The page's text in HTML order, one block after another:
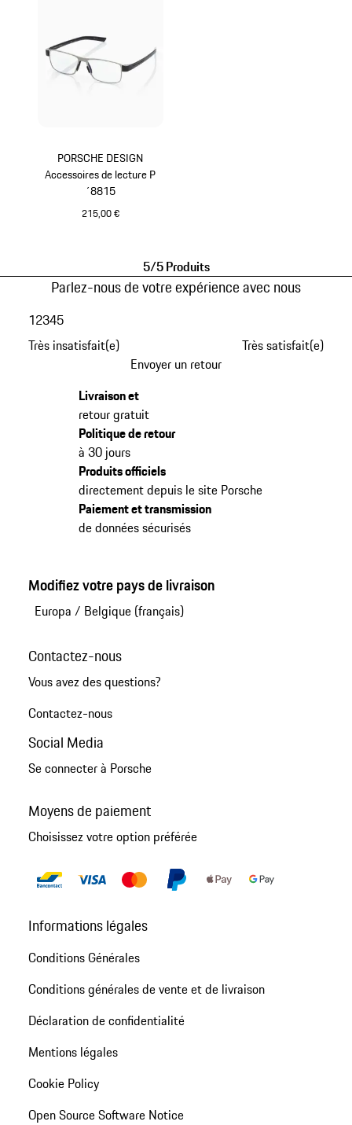
PORSCHE DESIGN
Accessoires de lecture P
´8815
215,00 €
5/5 Produits
Parlez-nous de votre expérience avec nous
Très insatisfait(e)
12345
Très satisfait(e)
Envoyer un retour
Livraison et
retour gratuit
Politique de retour
à 30 jours
Produits officiels
directement depuis le site Porsche
Paiement et transmission
de données sécurisés
Modifiez votre pays de livraison
Europa / Belgique (français)
Contactez-nous
Vous avez des questions?
Contactez-nous
Social Media
Se connecter à Porsche
Moyens de paiement
Choisissez votre option préférée
Informations légales
Conditions Générales
Conditions générales de vente et de livraison
Déclaration de confidentialité
Mentions légales
Cookie Policy
Open Source Software Notice